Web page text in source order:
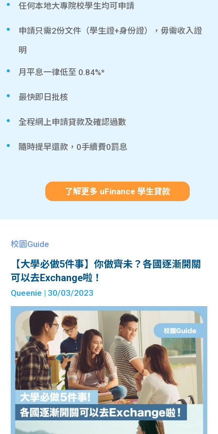
任何本地大專院校學生均可申請
申請只需2份文件（學生證+身份證），毋需收入證
明
月平息一律低至 0.84%*
最快即日批核
全程網上申請貸款及確認過數
隨時提早還款，0手續費0罰息
了解更多 uFinance 學生貸款
校園Guide
【大學必做5件事】你做齊未？各國逐漸開關
可以去Exchange啦！
Queenie | 30/03/2023